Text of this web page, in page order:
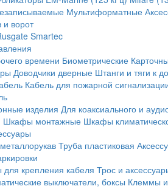
Мультиформатные
и ворот
Smartec
времени Биометрические
Доводчики дверные Штанги и тяги к
Кабель для пожарной
изделия Для коаксиального и
Шкафы монтажные Шкафы
Труба пластиковая
для крепления кабеля Трос и
выключатели, боксы Клеммы